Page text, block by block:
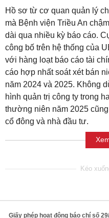
Hồ sơ từ cơ quan quản lý
mà Bệnh viện Triều An
dài qua nhiều kỳ báo cáo.
công bố trên hệ thống của
với hàng loạt báo cáo tài
cáo hợp nhất soát xét bán
năm 2024 và 2025. Không
hình quản trị công ty trong
thường niên năm 2025
cổ đông và nhà đầu tư.
Giấy phép hoạt động báo chí số